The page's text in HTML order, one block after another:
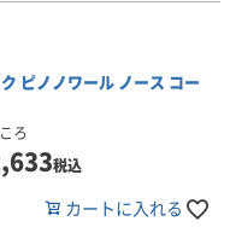
ニアのピノ・ノワールのスタ
ワールドにおけるベンチマー
パ・ヴァレーのトップワイナ
ルドネを造る際に、この産地
ンベリー、野生のストロベリ
ピノノワール ノース コー
ろ
税込
カートに入れる